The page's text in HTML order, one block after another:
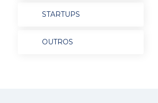
STARTUPS
OUTROS